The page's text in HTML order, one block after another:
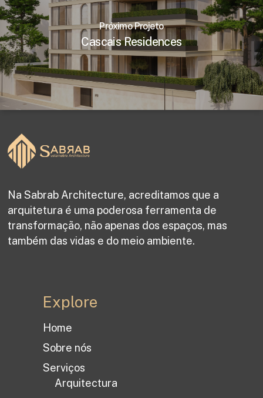
Próximo Projeto
Cascais Residences
Na Sabrab Architecture, acreditamos que a
arquitetura é uma poderosa ferramenta de
transformação, não apenas dos espaços, mas
também das vidas e do meio ambiente.
Explore
Home
Sobre nós
Serviços
Arquitectura